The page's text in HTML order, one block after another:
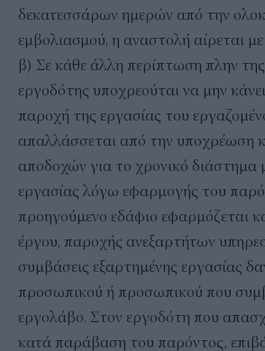
δεκατεσσάρων ημερών από την
εμβολιασμού, η αναστολή αίρεται
β) Σε κάθε άλλη περίπτωση πλην
εργοδότης υποχρεούται να μην
παροχή της εργασίας του
απαλλάσσεται από την υποχρέωση
αποδοχών για το χρονικό διάστημα
εργασίας λόγω εφαρμογής του
προηγούμενο εδάφιο εφαρμόζεται
έργου, παροχής ανεξαρτήτων
συμβάσεις εξαρτημένης εργασίας
προσωπικού ή προσωπικού που
εργολάβο. Στον εργοδότη που
κατά παράβαση του παρόντος,